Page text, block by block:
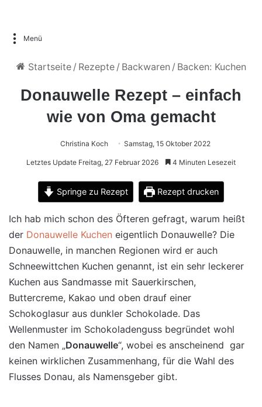
Menü
Startseite / Rezepte / Backwaren / Backen: Kuchen
Donauwelle Rezept – einfach
wie von Oma gemacht
Christina Koch Samstag, 15 Oktober 2022
Letztes Update Freitag, 27 Februar 2026 4 Minuten Lesezeit
Springe zu Rezept Rezept drucken
Ich hab mich schon des Öfteren gefragt, warum heißt
der Donauwelle Kuchen eigentlich Donauwelle? Die
Donauwelle, in manchen Regionen wird er auch
Schneewittchen Kuchen genannt, ist ein sehr leckerer
Kuchen aus Sandmasse mit Sauerkirschen,
Buttercreme, Kakao und oben drauf einer
Schokoglasur aus dunkler Schokolade. Das
Wellenmuster im Schokoladenguss begründet wohl
den Namen „Donauwelle“, wobei es anscheinend gar
keinen wirklichen Zusammenhang, für die Wahl des
Flusses Donau, als Namensgeber gibt.